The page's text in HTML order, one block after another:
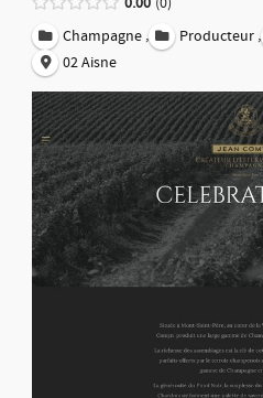
Champagne , Producteur ,
02 Aisne